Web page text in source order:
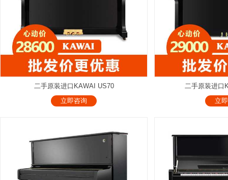
二手原装进口KAWAI US70
立即咨询
二手原装进口
立